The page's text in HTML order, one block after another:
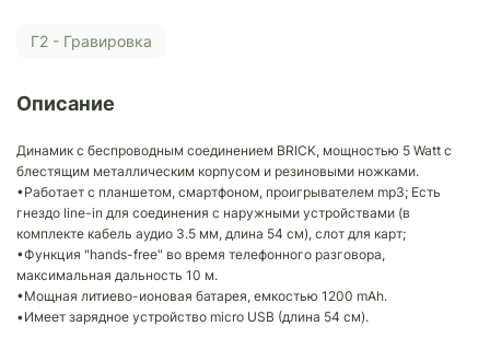
Г2 - Гравировка
Описание
Динамик с беспроводным соединением BRICK, мощностью 5 Watt с
блестящим металлическим корпусом и резиновыми ножками.
•Работает с планшетом, смартфоном, проигрывателем mp3; Есть
гнездо line-in для соединения с наружными устройствами (в
комплекте кабель аудио 3.5 мм, длина 54 см), слот для карт;
•Функция "hands-free" во время телефонного разговора,
максимальная дальность 10 м.
•Мощная литиево-ионовая батарея, емкостью 1200 mAh.
•Имеет зарядное устройство micro USB (длина 54 см).